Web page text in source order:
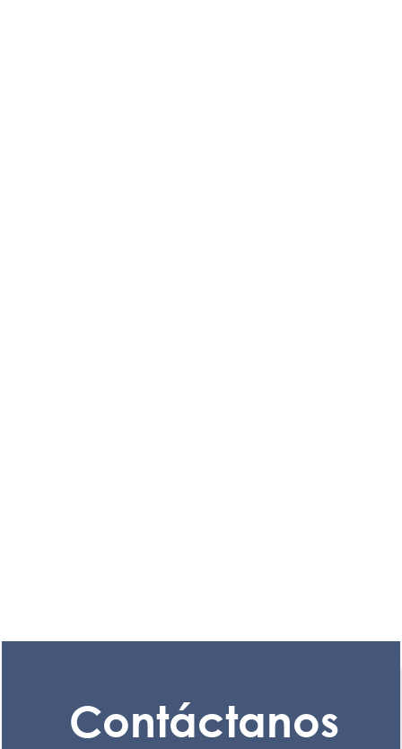
Contáctanos